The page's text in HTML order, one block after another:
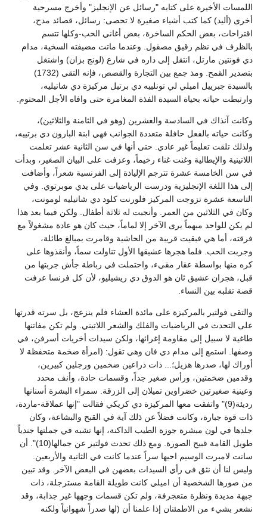
اللمسات الأخيرة على كتابه "رسائل عن الإنجليز" وأخرج مسرحية
أخرى (أليد) كما كتب أشياء صغيرة لا تحصى: رسائل، قصائد مدح،
اقتراحات، بعض الحكم الساخرة، بعض أغاني الحب-وكلها تتسم
بالظرف في نظم رقيق مصقول. وعندما ماتت مضيفته السخية، مدام
دي فونتين مارتل، انتقل إلى داره في شارع (لونج بزان) واشتغل
بتصدير القمح. ومذ جمع بين التجارة والقصص، فإنه التقى (1732)
بالسيدة جبرييل اميلي لي تونلييه دي برتيل مركيزة دي شاتيليه،
وارتبطت حياته بحياة السيدة الفذة المغامرة حتى وافاه الأجل المحتوم.
وكانت آنذاك في السادسة والعشرين (وهو في الثامنة والثلاثين)،
وكانت حياته بالفعل حافلة متعددة الجوانب فهي ابنة البارون دي برتييه،
ولذلك تلقت تعليماً غير عادي. حتى أنها في سن الثانية عشر تعلمت
اللاتينية والإيطالية وغنت غناء رخيماً، وعزفت على البيان الصغير، وبدأت
في سن الخامسة عشرة تترجم الإلياذة إلى الفرنسية شعراً، وأضافت
إلى هذا اللغة الإنجليزية ودرست الرياضيات على يدي موبرتوي. وفي
التاسعة عشرة تزوجت المركيز فلورنت كلود دي شاتيليه لومونت،
وكان في الثلاثين من العمر. وأنجبت له ثلاثة أطفال. ولكن فيما بعد هذا
لم يكن للواحد مبهماً يرى الآخر إلا لماماً، حيث كان هو عادة مشغولاً مع
فرقته، أما هي فبقيت قريبة من الحاشية وقامرت بمبالغ طائلة،
وجربت الحب. فلما هجرها عشيقها الأول تناولت سماً، وأنقذوها على
كره منها بواسطة عقار مقيء، واحتملت في رباطة جأش جربتها من
قبل، هجران عشيق ثان هو الدوق دي ريشيليو، لأن كل فرنسا عرفت
قصة تقلبه بين النساء.
والتقى فولتير بالمركيزة على مائدة العشاء فلم ينزعج، بل سرته قدرتها
على التحدث في الرياضيات والفلك والشعر اللاتيني. ولم تكن مفاتنها
طاغية لا سبيل إلى مقاومة إغرائها، ولكن سيدات أخريات أسرفن، في
وصفها. استمع إلى مدام دي فان وهي تقول: (امرأة ضخمة متحفظة لا
أوراك لها، صدرها هزيل؛... ذات ذراعين ضخمين ورجلين كبيرين،
وقدمين ضخمتين، ورأس صغير جداً، وقسمات حادة، وأنف محدد
وعينية صغيرتين خضراوين تميلان إلى الزرقة. سمراء البشرة أسنانها
رديئة(9)" واتفقت معها المركيزة دي كريكي فقالت "إنها عملاقة-ماردة،
ذات قوة جبارة، وكانت فضلاً عن ذلك آية في القبح والبشاعة، وكان
جلدها في لون مبشرة جوزة الطيب الداكنة، إنها تشبه في جملتها جندياً
طويل القامة قبيح الصورة. ومع ذلك تحدث فولتير عن جمالها(10)". أن
سانت لامبرت الوسيم احبها سراً عندما كانت في الثانية والأربعين.
وليس لنا أن نثق في رأي السيدات بعضهن في البعض الآخر. وقد تبين
من صورها الشخصية أن اميلي كانت طويلة القامة مسترجلة، ذات
جبهة مديدة ونظرة متعجرفة، ولم تكن قسمات وجهها غير جذابة، وقد
نشعر بشيء من الاطمئنان إذا علمنا أن (لها صدراً شهوانياً ولكنه